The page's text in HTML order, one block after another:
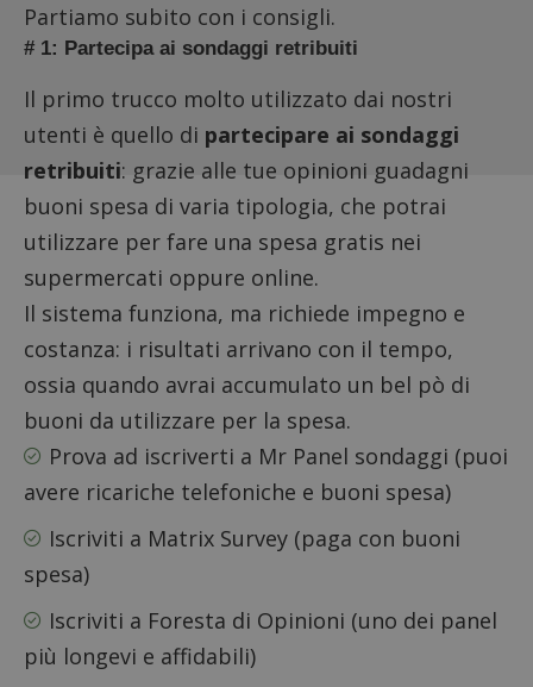
Partiamo subito con i consigli.
# 1: Partecipa ai sondaggi retribuiti
Il primo trucco molto utilizzato dai nostri
utenti è quello di partecipare ai sondaggi
retribuiti: grazie alle tue opinioni guadagni
buoni spesa di varia tipologia, che potrai
utilizzare per fare una spesa gratis nei
supermercati oppure online.
Il sistema funziona, ma richiede impegno e
costanza: i risultati arrivano con il tempo,
ossia quando avrai accumulato un bel pò di
buoni da utilizzare per la spesa.
Prova ad iscriverti a Mr Panel sondaggi (puoi
avere ricariche telefoniche e buoni spesa)
Iscriviti a Matrix Survey (paga con buoni
spesa)
Iscriviti a Foresta di Opinioni (uno dei panel
più longevi e affidabili)